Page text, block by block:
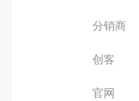
分销商
创客
官网